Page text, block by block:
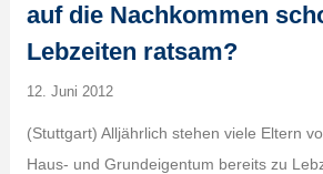
auf die Nachkommen
Lebzeiten ratsam?
12. Juni 2012
(Stuttgart) Alljährlich stehen viele Eltern
Haus- und Grundeigentum bereits zu